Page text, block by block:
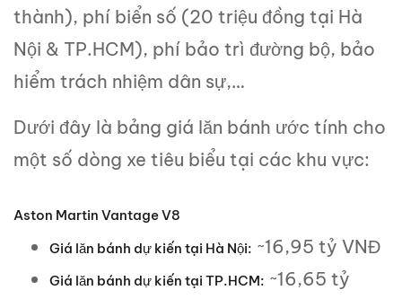
thành), phí biển số (20 triệu đồng tại Hà
Nội & TP.HCM), phí bảo trì đường bộ, bảo
hiểm trách nhiệm dân sự,…
Dưới đây là bảng giá lăn bánh ước tính cho
một số dòng xe tiêu biểu tại các khu vực:
Aston Martin Vantage V8
Giá lăn bánh dự kiến tại Hà Nội: ~16,95 tỷ VNĐ
Giá lăn bánh dự kiến tại TP.HCM: ~16,65 tỷ